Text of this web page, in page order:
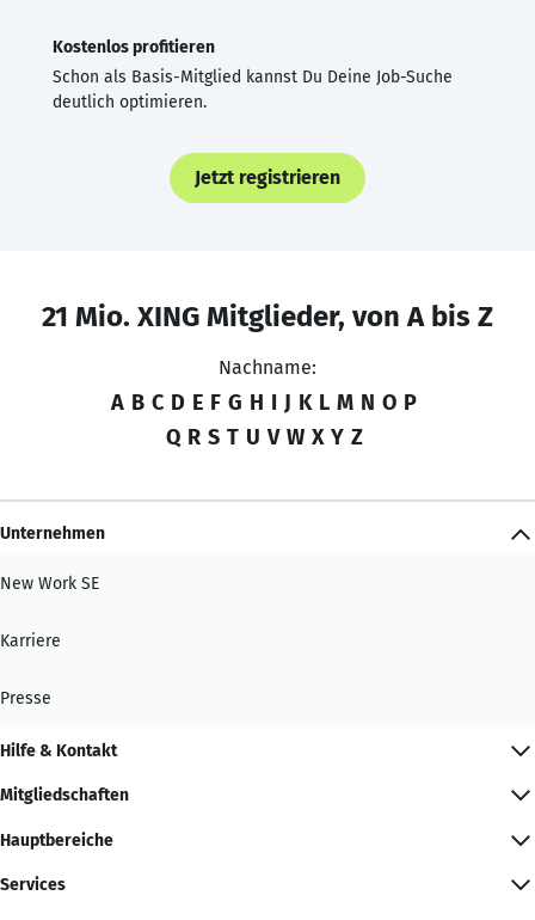
Kostenlos profitieren
Schon als Basis-Mitglied kannst Du Deine Job-Suche
deutlich optimieren.
Jetzt registrieren
21 Mio. XING Mitglieder, von A bis Z
Nachname:
A B C D E F G H I J K L M N O P
Q R S T U V W X Y Z
Unternehmen
New Work SE
Karriere
Presse
Hilfe & Kontakt
Mitgliedschaften
Hauptbereiche
Services